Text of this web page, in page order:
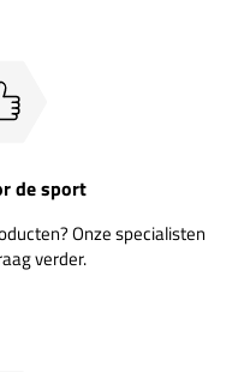
de sport
Onze specialisten
verder.